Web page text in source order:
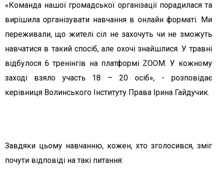
«Команда нашої громадської організації порадилася та
вирішила організувати навчання в онлайн форматі. Ми
переживали, що жителі сіл не захочуть чи не зможуть
навчатися в такий спосіб, але охочі знайшлися. У травні
відбулося 6 тренінгів на платформі ZOOM. У кожному
заході взяло участь 18 – 20 осіб», - розповідає
керівниця Волинського Інституту Права Ірина Гайдучик.
Завдяки цьому навчанню, кожен, хто зголосився, зміг
почути відповіді на такі питання: